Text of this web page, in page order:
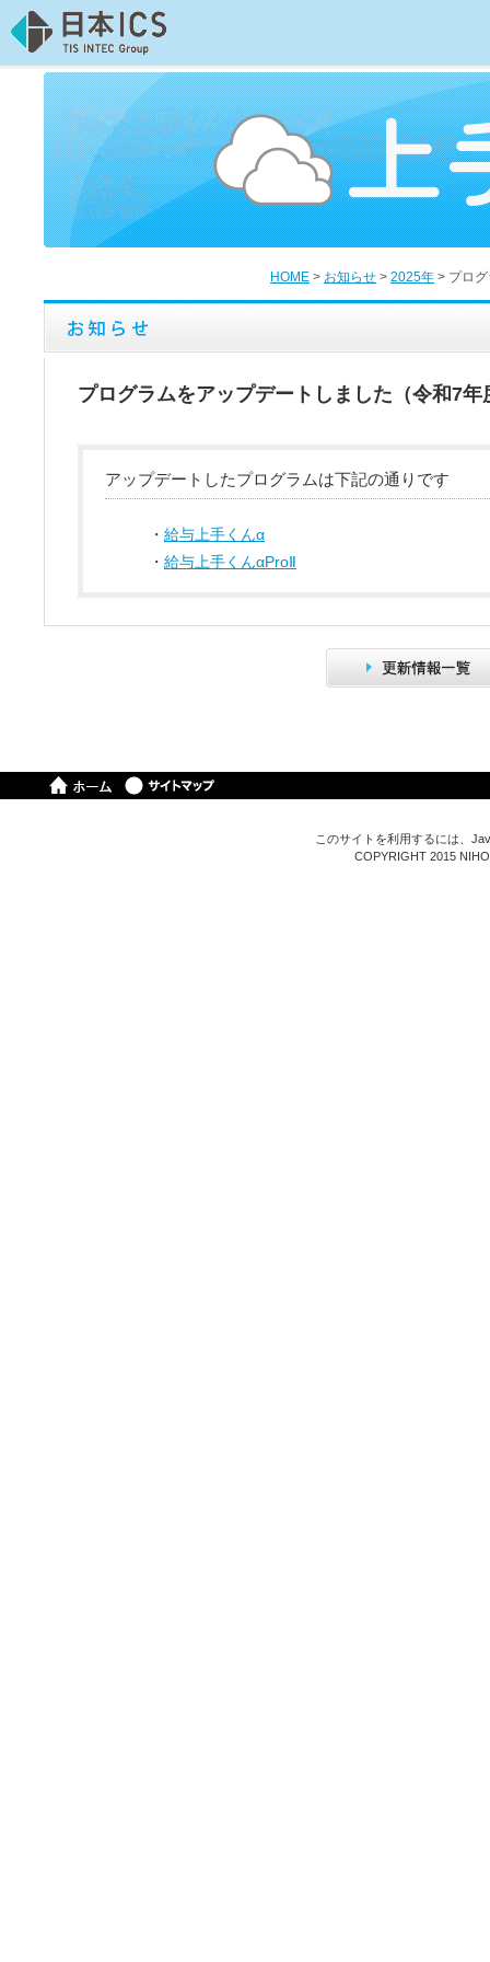
HOME > お知らせ > 2025年 > プロ
プログラムをアップデートしました（令和7
アップデートしたプログラムは下記の通りです
・ 給与上手くんα
・ 給与上手くんαProⅡ
このサイトを利用するには、
COPYRIGHT 2015